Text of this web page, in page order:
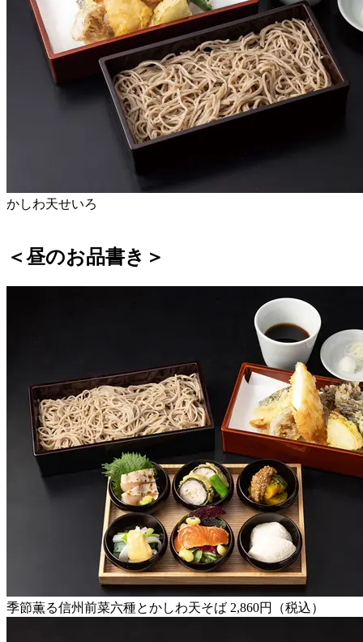
かしわ天せいろ
＜昼のお品書き＞
季節薫る信州前菜六種とかしわ天そば 2,860円（税込）